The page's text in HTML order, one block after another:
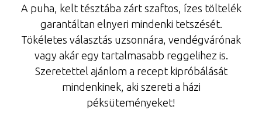
A puha, kelt tésztába zárt szaftos, ízes töltelék
garantáltan elnyeri mindenki tetszését.
Tökéletes választás uzsonnára, vendégvárónak
vagy akár egy tartalmasabb reggelihez is.
Szeretettel ajánlom a recept kipróbálását
mindenkinek, aki szereti a házi
péksüteményeket!